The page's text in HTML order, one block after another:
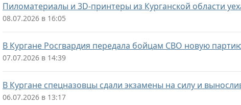
Пиломатериалы и 3D-принтеры из Курганской области
08.07.2026 в 16:05
В Кургане Росгвардия передала бойцам СВО новую
07.07.2026 в 14:39
В Кургане спецназовцы сдали экзамены на силу и
06.07.2026 в 13:17